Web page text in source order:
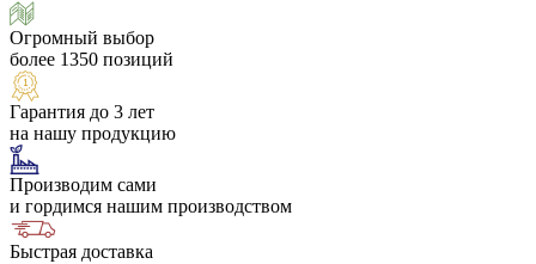
Огромный выбор
более 1350 позиций
Гарантия до 3 лет
на нашу продукцию
Производим сами
и гордимся нашим производством
Быстрая доставка